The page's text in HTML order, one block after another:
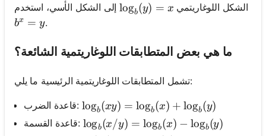
الشكل اللوغاريتمي\log_b(y) = x
logb(y) = x إلى الشكل الأسي، استخدم
b^x = y
bx = y.
ما هي بعض المتطابقات اللوغاريتمية الشائعة؟
تشمل المتطابقات اللوغاريتمية الرئيسية ما يلي:
قاعدة الضرب: \log_b(xy) = \log_b(x) + \log_b(y)
logb(xy) = logb(x) + logb(y)
قاعدة القسمة: \log_b(x/y) = \log_b(x) - \log_b(y)
logb(x/y) = logb(x) − logb(y)